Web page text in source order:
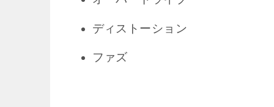
ディストーション
ファズ